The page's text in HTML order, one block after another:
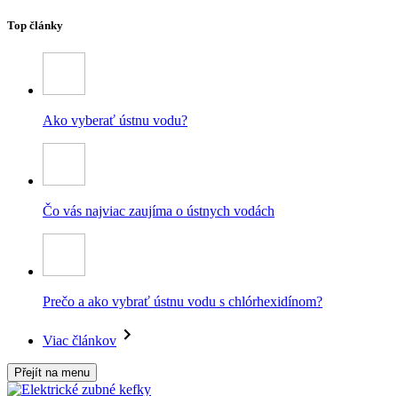
Top články
Ako vyberať ústnu vodu?
Čo vás najviac zaujíma o ústnych vodách
Prečo a ako vybrať ústnu vodu s chlórhexidínom?
Viac článkov
Přejít na menu